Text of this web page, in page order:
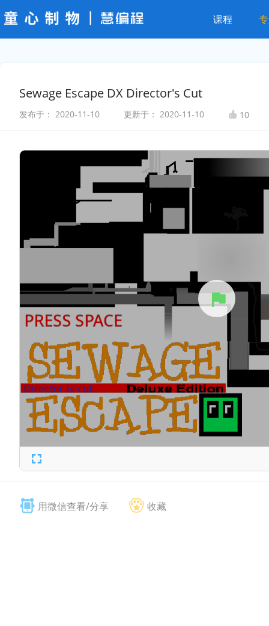
课程
Sewage Escape DX Director's Cut
发布于： 2020-11-10 更新于： 2020-11-10 10
用微信查看/分享 收藏